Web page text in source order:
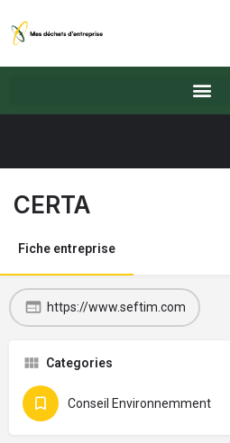
CERTA
Fiche entreprise
https://www.seftim.com
Categories
Conseil Environnemment